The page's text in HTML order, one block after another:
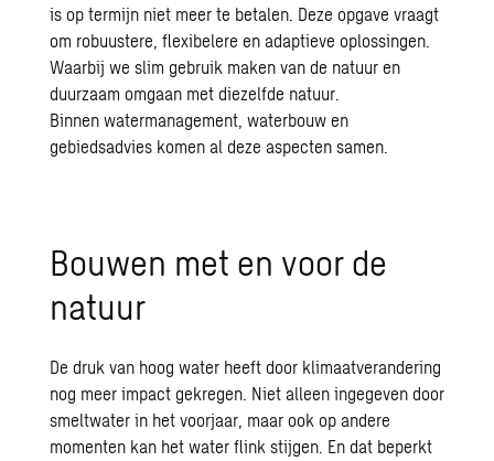
is op termijn niet meer te betalen. Deze opgave vraagt
om robuustere, flexibelere en adaptieve oplossingen.
Waarbij we slim gebruik maken van de natuur en
duurzaam omgaan met diezelfde natuur.
Binnenwatermanagement,waterbouw en
gebiedsadvies komen al deze aspecten samen.
Bouwen met en voor de
natuur
De druk van hoog water heeft door klimaatverandering
nog meer impact gekregen. Niet alleen ingegeven door
smeltwater in het voorjaar, maar ook op andere
momenten kan het water flink stijgen. En dat beperkt